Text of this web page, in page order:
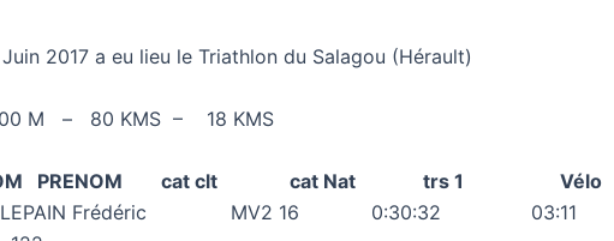
2017 a eu lieu le Triathlon du Salagou (Hérault)
M – 80 KMS – 18 KMS
NOM PRENOM cat clt cat Nat trs
Frédéric MV2 16 0:30:32